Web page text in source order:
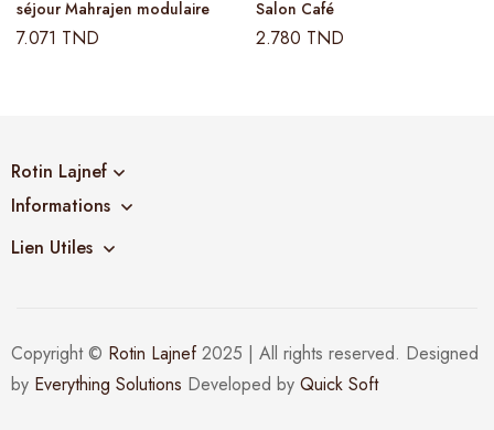
séjour Mahrajen modulaire
7.071 TND
Salon Café
2.780 TND
Rotin Lajnef
Informations
Lien Utiles
Copyright © Rotin Lajnef2025 | All rights reserved. Designed
by Everything Solutions Developed by Quick Soft